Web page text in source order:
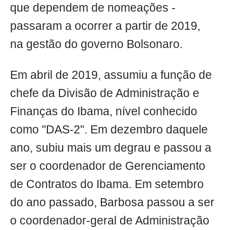
que dependem de nomeações -
passaram a ocorrer a partir de 2019,
na gestão do governo Bolsonaro.
Em abril de 2019, assumiu a função de
chefe da Divisão de Administração e
Finanças do Ibama, nível conhecido
como "DAS-2". Em dezembro daquele
ano, subiu mais um degrau e passou a
ser o coordenador de Gerenciamento
de Contratos do Ibama. Em setembro
do ano passado, Barbosa passou a ser
o coordenador-geral de Administração